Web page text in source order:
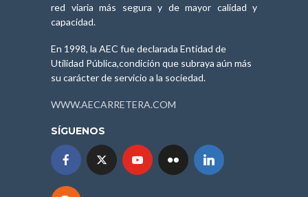
red viaria más segura y de mayor calidad y
capacidad.
En 1998, la AEC fue declarada Entidad de
Utilidad Pública,condición que subraya aún más
su carácter de servicio a la sociedad.
WWW.AECARRETERA.COM
SÍGUENOS